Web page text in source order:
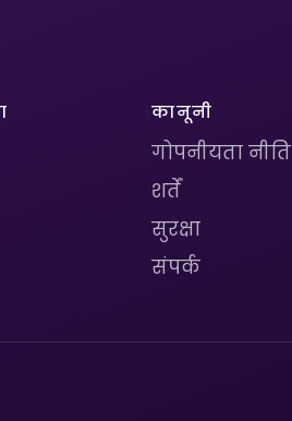
कानूनी
गोपनीयता नीति
शर्तें
सुरक्षा
संपर्क